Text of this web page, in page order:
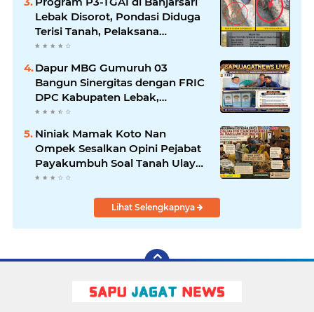
Lebak Disorot, Pondasi Diduga
Terisi Tanah, Pelaksana
Terancam Sanksi Berat Hingga
Dapur MBG Gumuruh 03
Bangun Sinergitas dengan FRIC
DPC Kabupaten Lebak,
Komitmen Jalankan SOP BGN
Pusat
Niniak Mamak Koto Nan
Ompek Sesalkan Opini Pejabat
Payakumbuh Soal Tanah Ulayat
Demi Jabatan
Lihat Selengkapnya